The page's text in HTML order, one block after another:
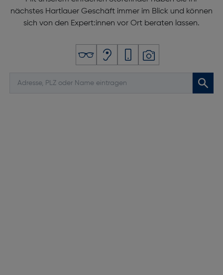
nächstes Hartlauer Geschäft immer im Blick und können
sich von den Expert:innen vor Ort beraten lassen.